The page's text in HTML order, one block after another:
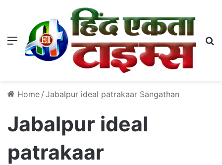
Menu
Home / Jabalpur ideal patrakaar Sangathan
Jabalpur ideal
patrakaar